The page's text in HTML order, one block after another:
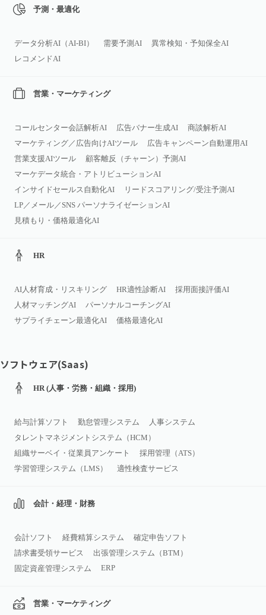
予測・最適化
データ分析AI（AI‑BI） 需要予測AI
異常検知・予知保全AI
レコメンドAI
営業・マーケティング
コールセンター会話解析AI 広告バナー生成AI
商談解析AI
マーケティング／広告向けAIツール
広告キャンペーン自動運用AI
営業支援AIツール
顧客離反（チャーン）予測AI
マーケデータ統合・アトリビューションAI
インサイドセールス自動化AI
リードスコアリング/受注予測AI
LP／メール／SNS パーソナライゼーションAI
見積もり・価格最適化AI
HR
AI人材育成・リスキリング HR適性診断AI
採用面接評価AI
人材マッチングAI
パーソナルコーチングAI
サプライチェーン最適化AI
価格最適化AI
ソフトウェア(Saas)
HR (人事・労務・組織・採用)
給与計算ソフト 勤怠管理システム
人事システム
タレントマネジメントシステム（HCM）
組織サーベイ・従業員アンケート
採用管理（ATS）
学習管理システム（LMS）
適性検査サービス
会計・経理・財務
会計ソフト 経費精算システム
確定申告ソフト
請求書受領サービス
出張管理システム（BTM）
固定資産管理システム
ERP
営業・マーケティング